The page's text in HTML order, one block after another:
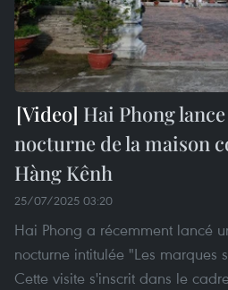
Hai Phong
nocturne de la maison
Hàng Kênh
25/07/2025 03:20
Hai Phong a récemment lancé
nocturne intitulée "Les marques
Cette visite s'inscrit dans le